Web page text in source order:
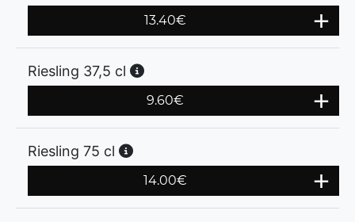
13.40€
Riesling 37,5 cl
9.60€
Riesling 75 cl
14.00€